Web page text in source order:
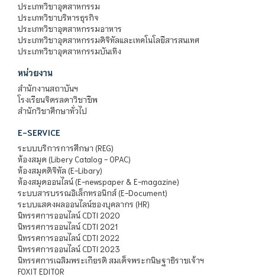
ประเภทวิชาอุตสาหกรรม
ประเภทวิชาบริหารธุรกิจ
ประเภทวิชาอุตสาหกรรมอาหาร
ประเภทวิชาอุตสาหกรรมดิจิทัลและเทคโนโลยีสารสนเทศ
ประเภทวิชาอุตสาหกรรมบันเทิง
หน่วยงาน
สำนักงานสถาบันฯ
โรงเรียนจิตรลดาวิชาชีพ
สำนักวิชาศึกษาทั่วไป
E-SERVICE
ระบบบริการการศึกษา (REG)
ห้องสมุด (Libery Catalog - OPAC)
ห้องสมุดดิจิทัล (E-Libary)
ห้องสมุดออนไลน์ (E-newspaper & E-magazine)
ระบบสารบรรณอิเล็กทรอนิกส์ (E-Document)
ระบบแสดงผลออนไลน์ของบุคลากร (HR)
นิทรรศการออนไลน์ CDTI 2020
นิทรรศการออนไลน์ CDTI 2021
นิทรรศการออนไลน์ CDTI 2022
นิทรรศการออนไลน์ CDTI 2023
นิทรรศการเฉลิมพระเกียรติ สมเด็จพระกนิษฐาธิราชเจ้าฯ
FOXIT EDITOR